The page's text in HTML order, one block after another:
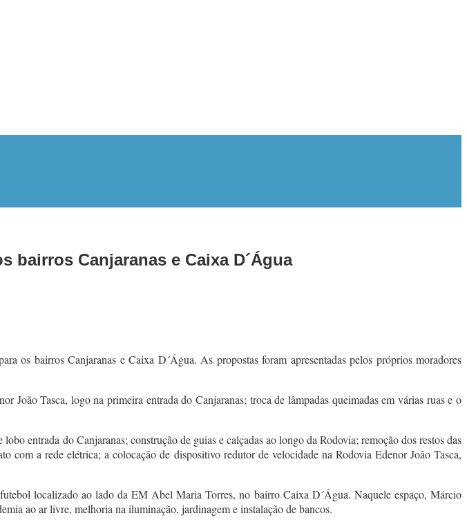
bairros Canjaranas e Caixa D´Água
os bairros Canjaranas e Caixa D´Água. As propostas foram apresentadas pelos próprios moradores
João Tasca, logo na primeira entrada do Canjaranas; troca de lâmpadas queimadas em várias ruas e o
entrada do Canjaranas; construção de guias e calçadas ao longo da Rodovia; remoção dos restos das
com a rede elétrica; a colocação de dispositivo redutor de velocidade na Rodovia Edenor João Tasca,
localizado ao lado da EM Abel Maria Torres, no bairro Caixa D´Água. Naquele espaço, Márcio
ao ar livre, melhoria na iluminação, jardinagem e instalação de bancos.